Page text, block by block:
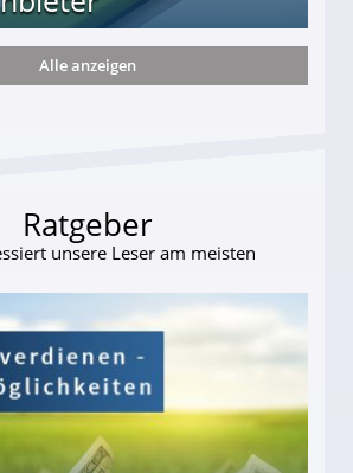
Alle anzeigen
Ratgeber
unsere Leser am meisten